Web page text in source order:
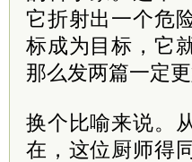
它折射出一个危
标成为目标，它
那么发两篇一定
换个比喻来说。
在，这位厨师得